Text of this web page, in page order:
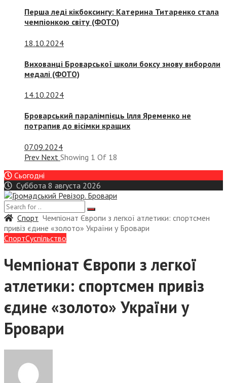
Перша леді кікбоксингу: Катерина Титаренко стала
чемпіонкою світу (ФОТО)
18.10.2024
Вихованці Броварської школи боксу знову вибороли
медалі (ФОТО)
14.10.2024
Броварський паралімпієць Ілля Яременко не
потрапив до вісімки кращих
07.09.2024
Prev Next Showing 1 Of 18
Сьогодні
Суббота 8 августа 2026
Спорт Чемпіонат Європи з легкої атлетики: спортсмен
привіз єдине «золото» України у Бровари
СпортСуспiльство
Чемпіонат Європи з легкої
атлетики: спортсмен привіз
єдине «золото» України у
Бровари